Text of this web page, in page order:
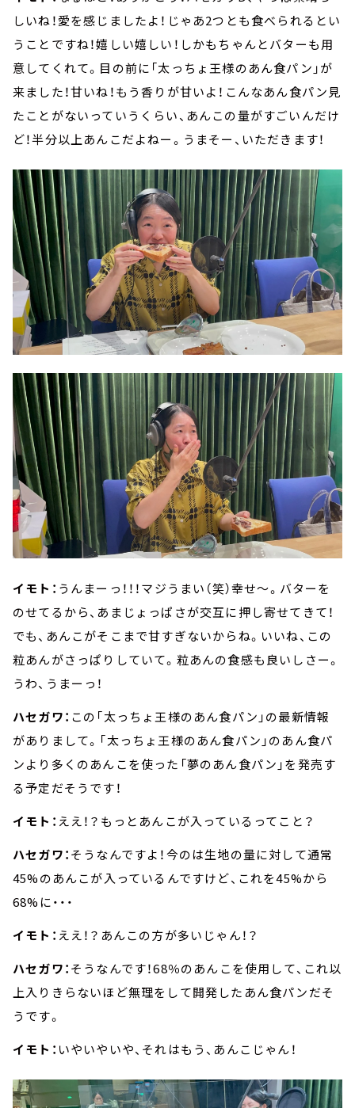
しいね！愛を感じましたよ！じゃあ2つとも食べられるとい
うことですね！嬉しい嬉しい！しかもちゃんとバターも用
意してくれて。目の前に「太っちょ王様のあん食パン」が
来ました！甘いね！もう香りが甘いよ！こんなあん食パン見
たことがないっていうくらい、あんこの量がすごいんだけ
ど！半分以上あんこだよねー。うまそー、いただきます！
イモト： うんまーっ！！！マジうまい（笑）幸せ～。バターを
のせてるから、あまじょっぱさが交互に押し寄せてきて！
でも、あんこがそこまで甘すぎないからね。いいね、この
粒あんがさっぱりしていて。粒あんの食感も良いしさー。
うわ、うまーっ！
ハセガワ： この「太っちょ王様のあん食パン」の最新情報
がありまして。「太っちょ王様のあん食パン」のあん食パ
ンより多くのあんこを使った「夢のあん食パン」を発売す
る予定だそうです！
イモト： ええ！？もっとあんこが入っているってこと？
ハセガワ：そうなんですよ！今のは生地の量に対して通常
45%のあんこが入っているんですけど、これを45%から
68%に・・・
イモト： ええ！？あんこの方が多いじゃん！？
ハセガワ：そうなんです！68％のあんこを使用して、これ以
上入りきらないほど無理をして開発したあん食パンだそ
うです。
イモト： いやいやいや、それはもう、あんこじゃん！